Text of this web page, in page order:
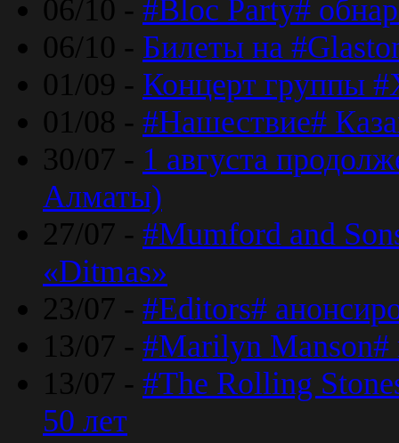
06/10 - #Bloc Party#
06/10 - Билеты на
01/09 - Концерт группы
01/08 - #Нашествие#
30/07 - 1 августа
Алматы)
27/07 - #Mumford and
«Ditmas»
23/07 - #Editors#
13/07 - #Marilyn Manson#
13/07 - #The Rolling
50 лет